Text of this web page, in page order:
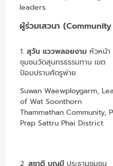
leaders.
ผู้ร่วมเสวนา
1.สุวัน แววพลอยงาม หัวหน้า
ชุมชนวัดสุนทรธรรมทาน เขต
ป้อมปราบศัตรูพ่าย
Suwan Waewploygarm,
of Wat Soonthorn
Thammathan Community,
Prap Sattru Phai District
2.สุชาติ บุญมี ประธานชุมชน